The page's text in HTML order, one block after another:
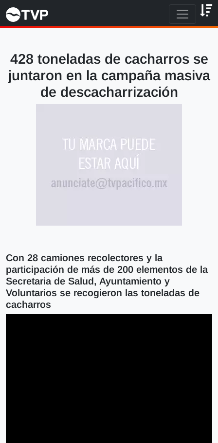
428 toneladas de cacharros se
juntaron en la campaña masiva
de descacharrización
Con 28 camiones recolectores y la
participación de más de 200 elementos de la
Secretaria de Salud, Ayuntamiento y
Voluntarios se recogieron las toneladas de
cacharros